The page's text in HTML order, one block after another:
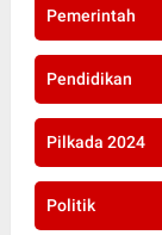
Pemerintah
Pendidikan
Pilkada 2024
Politik